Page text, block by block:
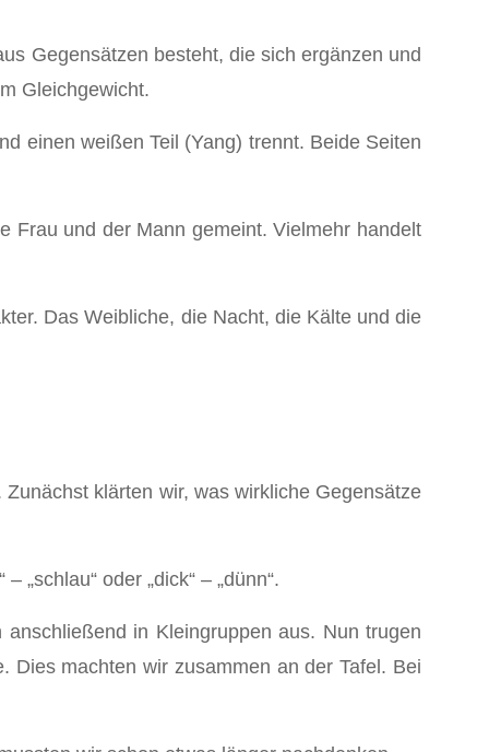
Gegensätzen besteht, die sich ergänzen und
Gleichgewicht.
einen weißen Teil (Yang) trennt. Beide Seiten
Frau und der Mann gemeint. Vielmehr handelt
Das Weibliche, die Nacht, die Kälte und die
klärten wir, was wirkliche Gegensätze
oder „dick“ – „dünn“.
in Kleingruppen aus. Nun trugen
machten wir zusammen an der Tafel. Bei